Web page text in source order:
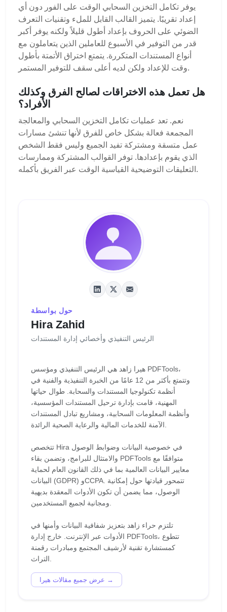
يوفر تكامل التخزين السحابي الوقت على الفور دون أي
إعداد تقريبًا. يتميز القالب القابل للملء وتقنيات التعرف
الضوئي على الحروف بإعداد أطول قليلاً ولكنه يوفر أكبر
قدر من التوفير في الأسبوع للعاملين الذين يتعاملون مع
أنواع المستندات المتكررة. يتمتع اختراق الأتمتة بأطول
وقت للإعداد ولكن لديه أعلى سقف للتوفير المستمر.
هل تعمل هذه الاختراقات لصالح الفرق وكذلك
الأفراد؟
نعم. تعد عمليات تكامل التخزين السحابي والمعالجة
المجمعة فعالة بشكل خاص للفرق لأنها تنشئ مسارات
عمل متسقة ومشتركة تفيد الجميع وليس فقط الشخص
الذي يقوم بإعدادها. توفر القوالب المشتركة وممارسات
التعليقات التوضيحية القياسية الوقت عبر الفريق بأكمله.
حول بواسطة
Hira Zahid
الرئيس التنفيذي وأخصائي إدارة المستندات
هيرا زاهد هي الرئيس التنفيذي ومؤسس PDFTools،
وتتمتع بأكثر من 12 عامًا من الخبرة التنفيذية والفنية في
أنظمة تكنولوجيا المستندات والسحابة. طوال حياتها
المهنية، قامت بإدارة ترحيل المستندات المؤسسية،
وأنظمة المعلومات السحابية، ومشاريع تبادل المستندات
الآمنة للخدمات المالية والرعاية الصحية الرائدة.
تتخصص Hira في خصوصية البيانات وضوابط الوصول
والامتثال للبرامج، وتضمن بقاء PDFTools متوافقًا مع
معايير البيانات العالمية بما في ذلك القانون العام لحماية
البيانات (GDPR) وCCPA. تتمحور قيادتها حول إمكانية
الوصول، مما يضمن أن تكون الأدوات المعقدة بديهية
ومجانية لجميع المستخدمين.
تلتزم حراء زاهد بتعزيز شفافية البيانات وأمنها في
الأدوات عبر الإنترنت. خارج إدارة PDFTools، تتطوع
كمستشارة تقنية لأرشيف المجتمع ومبادرات رقمنة
عرض جميع مقالات هيرا →